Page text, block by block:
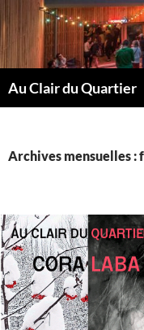
au
contenu
Au Clair du Quartier
Archives mensuelles :